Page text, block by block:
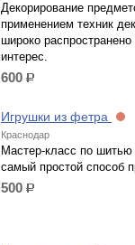
Декорирование
применением техник
широко
интерес.
600 р.
Игрушки из фетра
Краснодар
Мастер-класс по
самый простой способ
500 р.